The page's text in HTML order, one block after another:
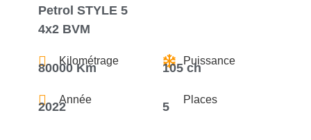
Petrol STYLE 5
4x2 BVM
Kilométrage
80000 Km
Puissance
105 ch
Année
2022
Places
5